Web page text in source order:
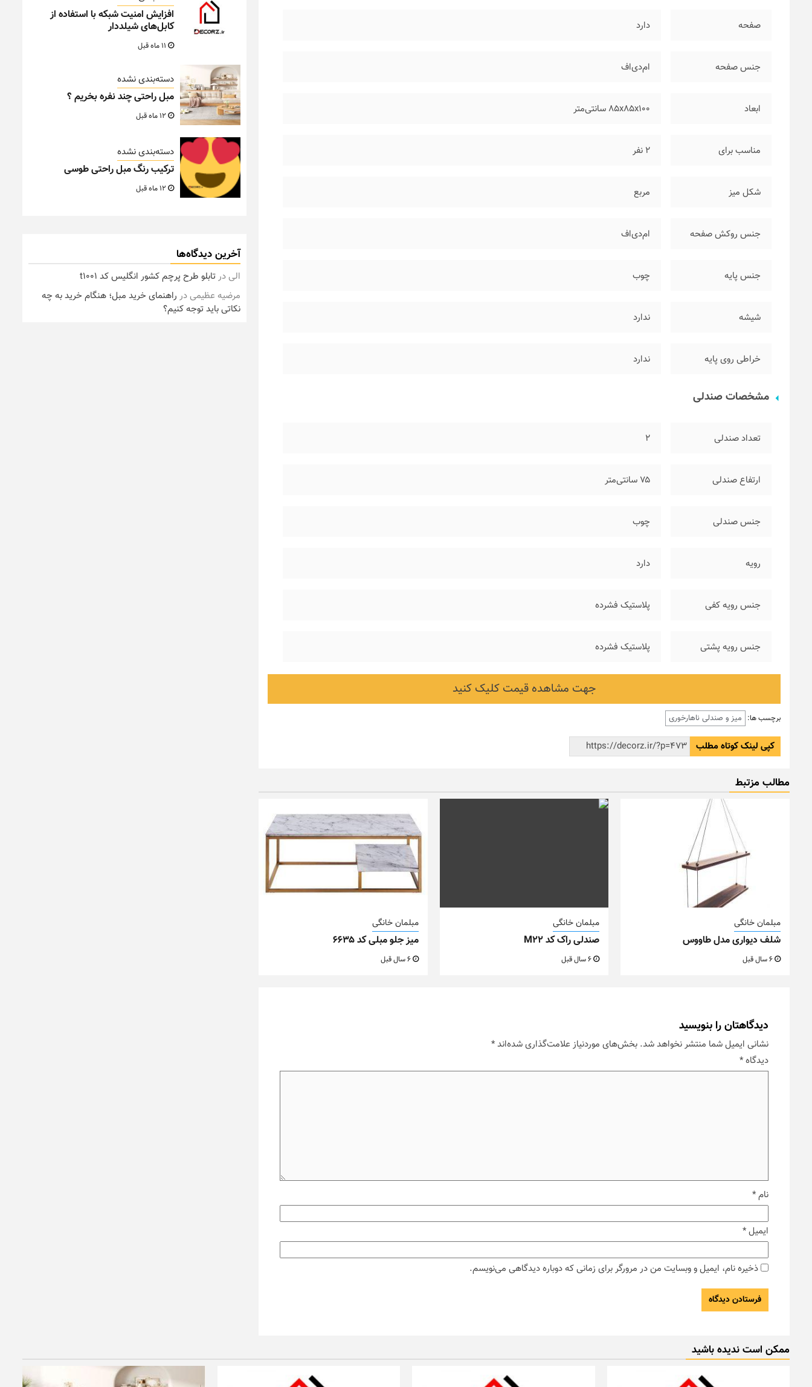
صفحه دارد
جنس صفحه ام‌دی‌اف
ابعاد ۸۵x85x100 سانتی‌متر
مناسب برای ۲ نفر
شکل میز مربع
جنس روکش صفحه ام‌دی‌اف
جنس پایه چوب
شیشه ندارد
خراطی روی پایه ندارد
مشخصات صندلی
تعداد صندلی ۲
ارتفاع صندلی ۷۵ سانتی‌متر
جنس صندلی چوب
رویه دارد
جنس رویه کفی پلاستیک فشرده
جنس رویه پشتی پلاستیک فشرده
جهت مشاهده قیمت کلیک کنید
برچسب ها: میز و صندلی ناهارخوری
کپی لینک کوتاه مطلب
مطالب مزتبط
مبلمان خانگی
شلف دیواری مدل طاووس
مبلمان خانگی
صندلی راک کد M22
6 سال قبل
مبلمان خانگی
میز جلو مبلی کد ۶۶۳۵
6 سال قبل
دیدگاهتان را بنویسید
نشانی ایمیل شما منتشر نخواهد شد. بخش‌های موردنیاز علامت‌گذاری شده‌اند*
دیدگاه*
نام*
ایمیل*
ذخیره نام، ایمیل و وبسایت من در مرورگر برای زمانی که دوباره دیدگاهی می‌نویسم.
افزایش امنیت شبکه با استفاده از
کابل‌های شیلددار
دسته‌بندی نشده
مبل راحتی چند نفره بخریم ؟
دسته‌بندی نشده
ترکیب رنگ مبل راحتی طوسی
آخرین دیدگاه‌ها
الیدرتابلو طرح پرچم کشور انگلیس کد t1001
مرضیه عظیمیدر راهنمای خرید مبل؛ هنگام خرید به چه
نکاتی باید توجه کنیم؟
ممکن است ندیده باشید